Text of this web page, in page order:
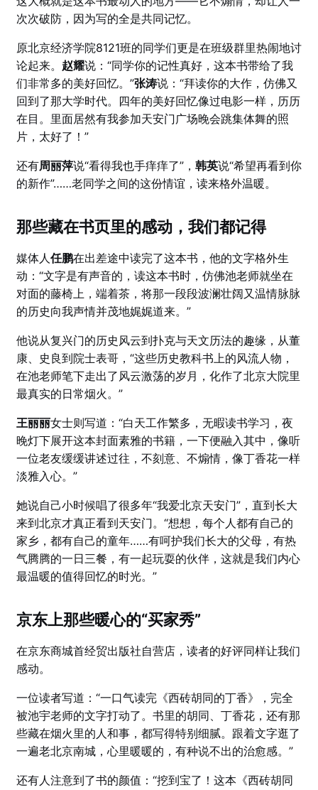
次次破防，因为写的全是共同记忆。
原北京经济学院8121班的同学们更是在班级群里热闹地讨
论起来。 赵耀说：“同学你的记性真好，这本书带给了我
们非常多的美好回忆。”张涛说：“拜读你的大作，仿佛又
回到了那大学时代。四年的美好回忆像过电影一样，历历
在目。里面居然有我参加天安门广场晚会跳集体舞的照
片，太好了！”
还有周丽萍说“看得我也手痒痒了”， 韩英说“希望再看到你
的新作”……老同学之间的这份情谊，读来格外温暖。
那些藏在书页里的感动，我们都记得
媒体人任鹏在出差途中读完了这本书，他的文字格外生
动：“文字是有声音的，读这本书时，仿佛池老师就坐在
对面的藤椅上，端着茶，将那一段段波澜壮阔又温情脉脉
的历史向我声情并茂地娓娓道来。”
他说从复兴门的历史风云到扑克与天文历法的趣缘，从董
康、史良到院士表哥，“这些历史教科书上的风流人物，
在池老师笔下走出了风云激荡的岁月，化作了北京大院里
最真实的日常烟火。”
王丽丽女士则写道：“白天工作繁多，无暇读书学习，夜
晚灯下展开这本封面素雅的书籍，一下便融入其中，像听
一位老友缓缓讲述过往，不刻意、不煽情，像丁香花一样
淡雅入心。”
她说自己小时候唱了很多年“我爱北京天安门”，直到长大
来到北京才真正看到天安门。“想想，每个人都有自己的
家乡，都有自己的童年……有呵护我们长大的父母，有热
气腾腾的一日三餐，有一起玩耍的伙伴，这就是我们内心
最温暖的值得回忆的时光。”
京东上那些暖心的“买家秀”
在京东商城首经贸出版社自营店，读者的好评同样让我们
感动。
一位读者写道：“一口气读完《西砖胡同的丁香》，完全
被池宇老师的文字打动了。书里的胡同、丁香花，还有那
些藏在烟火里的人和事，都写得特别细腻。跟着文字逛了
一遍老北京南城，心里暖暖的，有种说不出的治愈感。”
还有人注意到了书的颜值：“挖到宝了！这本《西砖胡同